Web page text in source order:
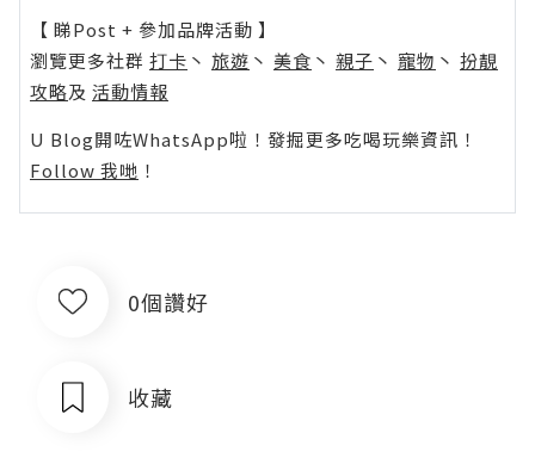
【 睇Post + 參加品牌活動 】
瀏覽更多社群 打卡 丶 旅遊 丶 美食 丶 親子 丶 寵物 丶 扮靚
攻略及 活動情報
U Blog開咗WhatsApp啦！發掘更多吃喝玩樂資訊！
Follow 我哋 ！
0個讚好
收藏